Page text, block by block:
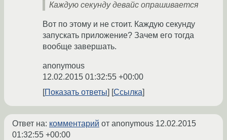
Каждую секунду девайс опрашивается
Вот по этому и не стоит. Каждую секунду
запускать приложение? Зачем его тогда
вообще завершать.
anonymous
12.02.2015 01:32:55 +00:00
Показать ответы
Ссылка
Ответ на: комментарий от anonymous 12.02.2015
01:32:55 +00:00